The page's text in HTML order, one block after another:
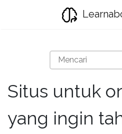
Situs untuk
yang ingin